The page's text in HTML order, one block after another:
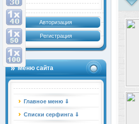
Авторизация
Регистрация
Меню сайта
Главное меню ⇓
Списки серфинга ⇓